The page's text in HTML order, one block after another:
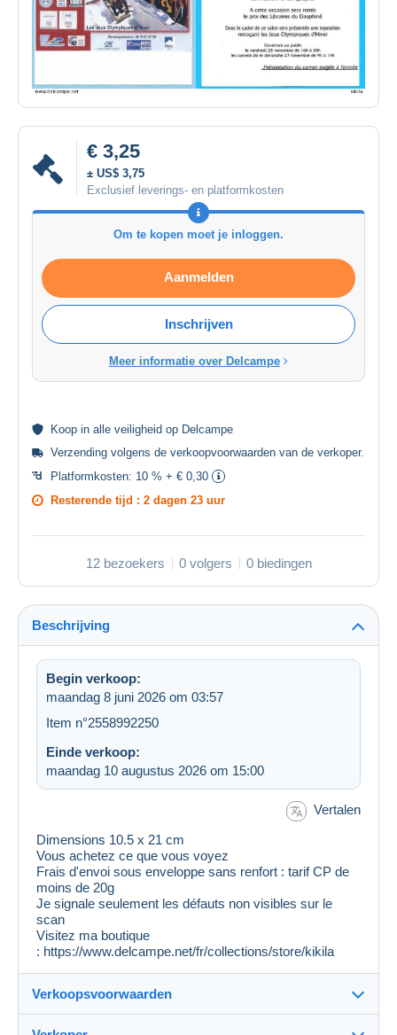
€ 3,25
± US$ 3,75
Exclusief leverings- en platformkosten
Om te kopen moet je inloggen.
Aanmelden
Inschrijven
Meer informatie over Delcampe
Koop in alle veiligheid op Delcampe
Verzending volgens de verkoopvoorwaarden van de verkoper.
Platformkosten: 10 % + € 0,30
Resterende tijd : 2 dagen 23 uur
12 bezoekers 0 volgers 0 biedingen
Beschrijving
Begin verkoop:
maandag 8 juni 2026 om 03:57
Item n°2558992250
Einde verkoop:
maandag 10 augustus 2026 om 15:00
Vertalen
Dimensions 10.5 x 21 cm
Vous achetez ce que vous voyez
Frais d'envoi sous enveloppe sans renfort : tarif CP de
moins de 20g
Je signale seulement les défauts non visibles sur le
scan
Visitez ma boutique
: https://www.delcampe.net/fr/collections/store/kikila
Verkoopsvoorwaarden